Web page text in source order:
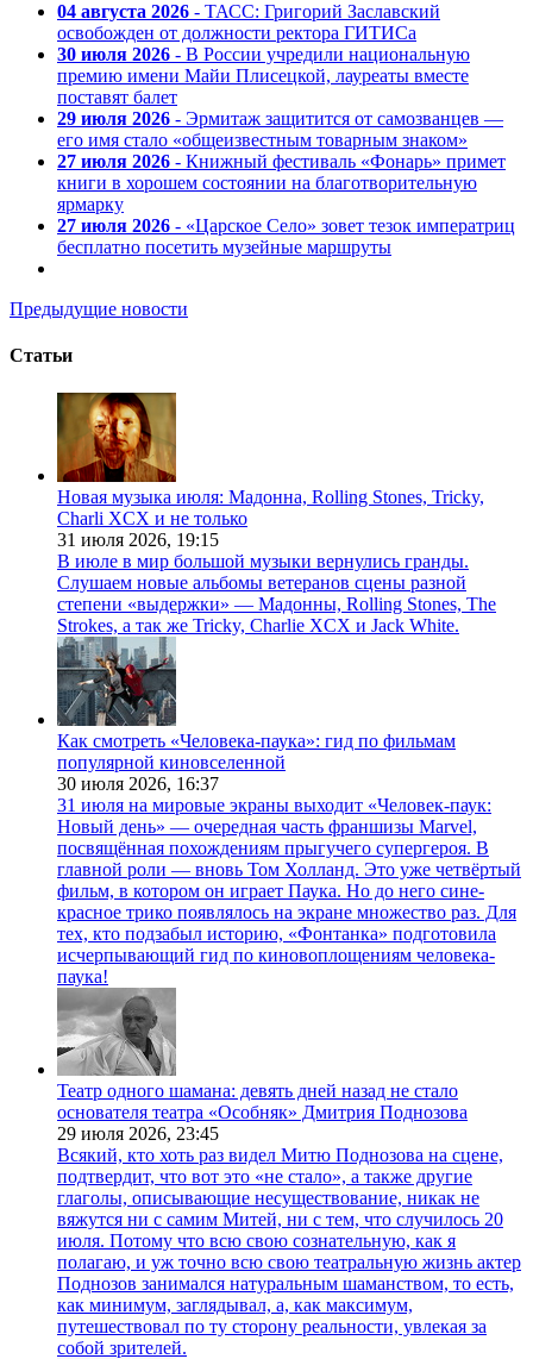
04 августа 2026 - ТАСС: Григорий Заславский
освобожден от должности ректора ГИТИСа
30 июля 2026 - В России учредили национальную
премию имени Майи Плисецкой, лауреаты вместе
поставят балет
29 июля 2026 - Эрмитаж защитится от самозванцев —
его имя стало «общеизвестным товарным знаком»
27 июля 2026 - Книжный фестиваль «Фонарь» примет
книги в хорошем состоянии на благотворительную
ярмарку
27 июля 2026 - «Царское Село» зовет тезок императриц
бесплатно посетить музейные маршруты
Предыдущие новости
Статьи
Новая музыка июля: Мадонна, Rolling Stones, Tricky,
Charli XCX и не только
31 июля 2026, 19:15
В июле в мир большой музыки вернулись гранды.
Слушаем новые альбомы ветеранов сцены разной
степени «выдержки» — Мадонны, Rolling Stones, The
Strokes, а так же Tricky, Charlie XCX и Jack White.
Как смотреть «Человека-паука»: гид по фильмам
популярной киновселенной
30 июля 2026, 16:37
31 июля на мировые экраны выходит «Человек-паук:
Новый день» — очередная часть франшизы Marvel,
посвящённая похождениям прыгучего супергероя. В
главной роли — вновь Том Холланд. Это уже четвёртый
фильм, в котором он играет Паука. Но до него сине-
красное трико появлялось на экране множество раз. Для
тех, кто подзабыл историю, «Фонтанка» подготовила
исчерпывающий гид по киновоплощениям человека-
паука!
Театр одного шамана: девять дней назад не стало
основателя театра «Особняк» Дмитрия Поднозова
29 июля 2026, 23:45
Всякий, кто хоть раз видел Митю Поднозова на сцене,
подтвердит, что вот это «не стало», а также другие
глаголы, описывающие несуществование, никак не
вяжутся ни с самим Митей, ни с тем, что случилось 20
июля. Потому что всю свою сознательную, как я
полагаю, и уж точно всю свою театральную жизнь актер
Поднозов занимался натуральным шаманством, то есть,
как минимум, заглядывал, а, как максимум,
путешествовал по ту сторону реальности, увлекая за
собой зрителей.